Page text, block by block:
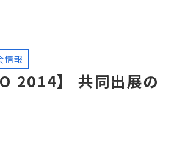
お問い合わせ
情報
2014】 共同出展の